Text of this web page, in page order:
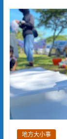
地方大小事